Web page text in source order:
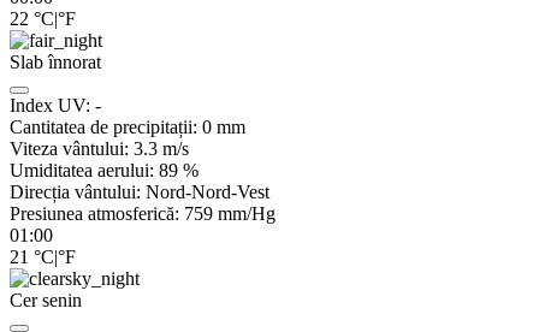
22 °C|°F
Slab înnorat
Index UV: -
Cantitatea de precipitații: 0 mm
Viteza vântului: 3.3 m/s
Umiditatea aerului: 89 %
Direcția vântului: Nord-Nord-Vest
Presiunea atmosferică: 759 mm/Hg
01:00
21 °C|°F
Cer senin